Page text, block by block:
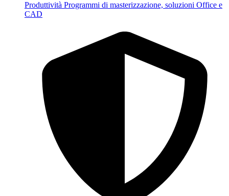
Produttività Programmi di masterizzazione, soluzioni Office e
CAD